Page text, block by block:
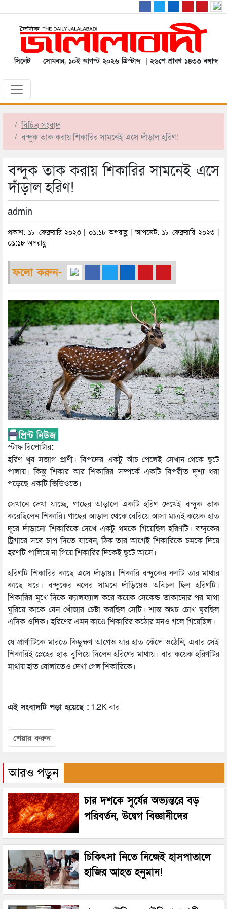
সিলেট সোমবার, ১০ই আগস্ট ২০২৬ খ্রিস্টাব্দ | ২৬শে শ্রাবণ ১৪৩৩ বঙ্গাব্দ
বিচিত্র সংবাদ
বন্দুক তাক করায় শিকারির সামনেই এসে দাঁড়াল হরিণ!
বন্দুক তাক করায় শিকারির সামনেই এসে
দাঁড়াল হরিণ!
admin
প্রকাশ: ১৮ ফেব্রুয়ারি ২০২৩ | ০১:১৮ অপরাহ্ণ | আপডেট: ১৮ ফেব্রুয়ারি ২০২৩ |
০১:১৮ অপরাহ্ণ
ফলো করুন-
স্টাফ রিপোর্টার:
হরিণ খুব সজাগ প্রাণী। বিপদের একটু আঁচ পেলেই সেখান থেকে ছুটে
পালায়। কিন্তু শিকার আর শিকারির সম্পর্কে একটি বিপরীত দৃশ্য ধরা
পড়েছে একটি ভিডিওতে।
সেখানে দেখা যাচ্ছে, গাছের আড়ালে একটি হরিণ দেখেই বন্দুক তাক
করেছিলেন শিকারি। গাছের আড়াল থেকে বেরিয়ে আসা মাত্রই কয়েক হাত
দূরে দাঁড়ানো শিকারিকে দেখে একটু থমকে গিয়েছিল হরিণটি। বন্দুকের
ট্রিগারে সবে চাপ দিতে যাবেন, ঠিক তার আগেই শিকারিকে চমকে দিয়ে
হরণটি পালিয়ে না গিয়ে শিকারির দিকেই ছুটে আসে।
হরিণটি শিকারির কাছে এসে দাঁড়ায়। শিকারি বন্দুকের নলটি তার মাথার
কাছে ধরে। বন্দুকের নলের সামনে দাঁড়িয়েও অবিচল ছিল হরিণটি।
শিকারির মুখে দিকে ফ্যালফ্যাল করে কয়েক সেকেন্ড তাকানোর পর মাথা
ঘুরিয়ে কাকে যেন খোঁজার চেষ্টা করছিল সেটি। শান্ত অথচ চোখ ঘুরছিল
এদিক ওদিক। হরিণের এমন কাণ্ডে শিকারির কঠোর মনও গলে গিয়েছিল।
যে প্রাণীটিকে মারতে কিছুক্ষণ আগেও যার হাত কেঁপে ওঠেনি, এবার সেই
শিকারিই স্নেহের হাত বুলিয়ে দিলেন হরিণের মাথায়। বার কয়েক হরিণটির
মাথায় হাত বোলাতেও দেখা গেল শিকারিকে।
এই সংবাদটি পড়া হয়েছে : 1.2K বার
শেয়ার করুন
আরও পড়ুন
চার দশকে সূর্যের অভ্যন্তরে বড়
পরিবর্তন, উদ্বেগ বিজ্ঞানীদের
চিকিৎসা নিতে নিজেই হাসপাতালে
হাজির আহত হনুমান!